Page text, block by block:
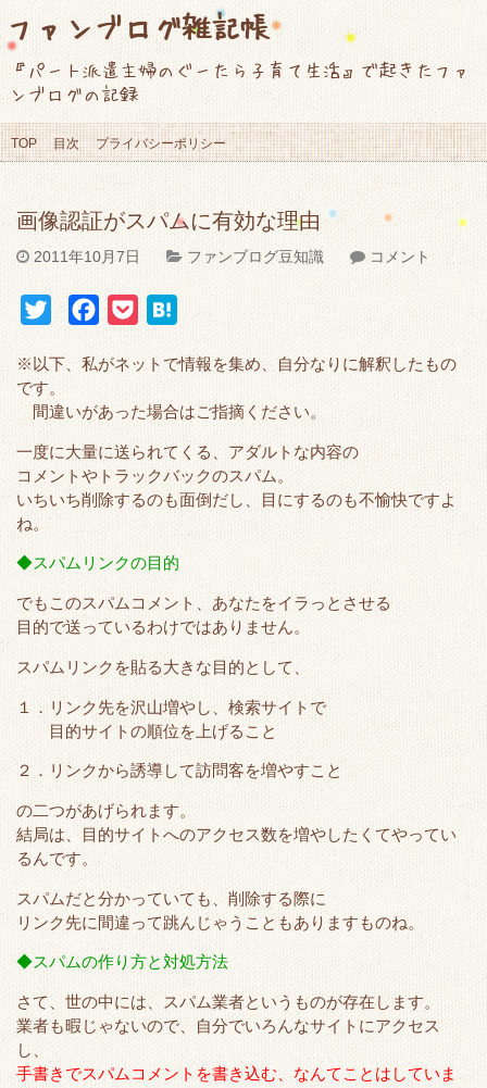
ファンブログ雑記帳
『パート派遣主婦のぐーたら子育て生活』で起きたファ
ンブログの記録
TOP 目次 プライバシーポリシー
画像認証がスパムに有効な理由
2011年10月7日 ファンブログ豆知識 コメント
t
e
r
c
e
o
o
c
t
t
a
※以下、私がネットで情報を集め、自分なりに解釈したもの
です。
間違いがあった場合はご指摘ください。
一度に大量に送られてくる、アダルトな内容の
コメントやトラックバックのスパム。
いちいち削除するのも面倒だし、目にするのも不愉快ですよ
ね。
◆スパムリンクの目的
でもこのスパムコメント、あなたをイラっとさせる
目的で送っているわけではありません。
スパムリンクを貼る大きな目的として、
１．リンク先を沢山増やし、検索サイトで
目的サイトの順位を上げること
２．リンクから誘導して訪問客を増やすこと
の二つがあげられます。
結局は、目的サイトへのアクセス数を増やしたくてやってい
るんです。
スパムだと分かっていても、削除する際に
リンク先に間違って跳んじゃうこともありますものね。
◆スパムの作り方と対処方法
さて、世の中には、スパム業者というものが存在します。
業者も暇じゃないので、自分でいろんなサイトにアクセス
し、
手書きでスパムコメントを書き込む、なんてことはしていま